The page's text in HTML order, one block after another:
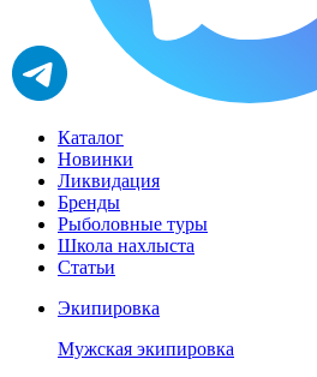
Каталог
Новинки
Ликвидация
Бренды
Рыболовные туры
Школа нахлыста
Статьи
Экипировка
Мужская экипировка